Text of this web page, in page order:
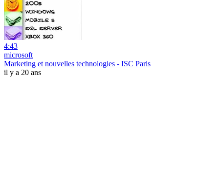
4:43
microsoft
Marketing et nouvelles technologies - ISC Paris
il y a 20 ans